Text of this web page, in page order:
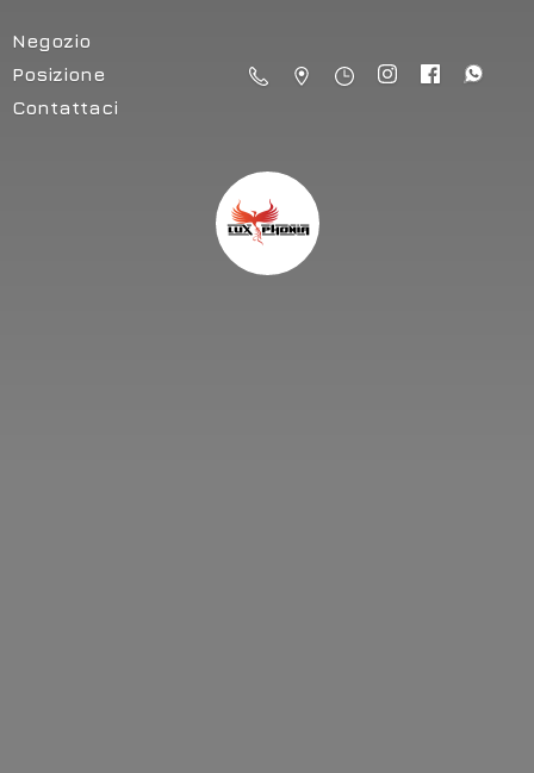
Negozio
Posizione
Contattaci